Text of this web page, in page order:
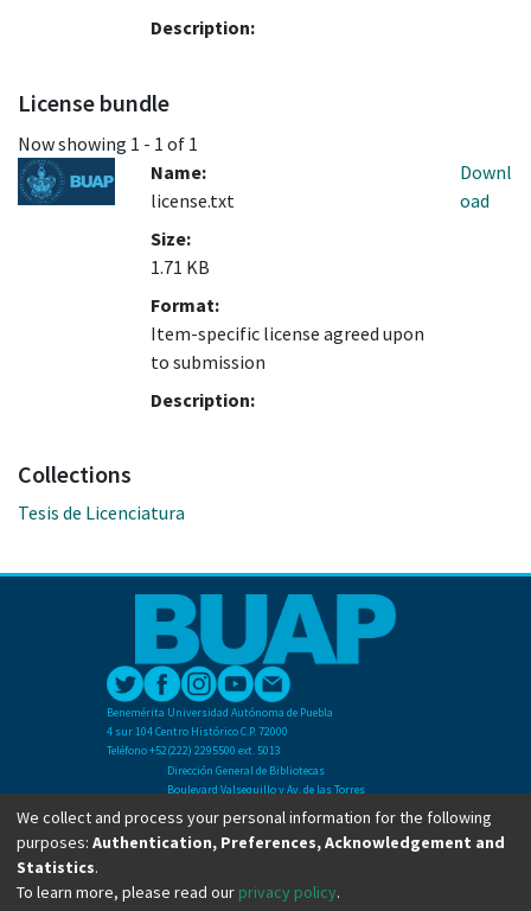
Description:
License bundle
Now showing 1 - 1 of 1
Name:
license.txt
Size:
1.71 KB
Format:
Item-specific license agreed upon
to submission
Description:
Downl
oad
Collections
Tesis de Licenciatura
Benemérita Universidad Autónoma de Puebla
4 sur 104 Centro Histórico C.P. 72000
Teléfono +52(222) 2295500 ext. 5013
Dirección General de Bibliotecas
Boulevard Valsequillo y Av. de las Torres
Ciudad Universitaria. Col. San Manuel
C.P. 72570
Teléfono +52 (222) 2295500 Ext 2901
We collect and process your personal information for the following
purposes: Authentication, Preferences, Acknowledgement and
Statistics.
To learn more, please read our privacy policy.